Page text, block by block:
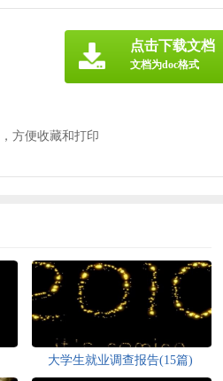
方便收藏和打印
点击下载文档
文档为doc格式
大学生就业调查报告(15篇)